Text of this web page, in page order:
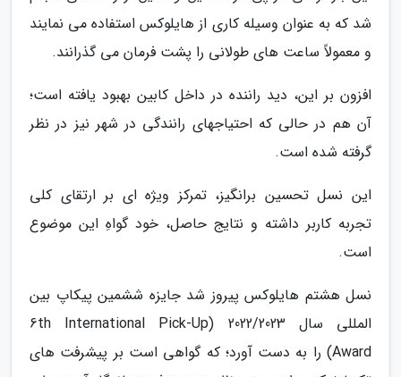
شد که به عنوان وسیله کاری از هایلوکس استفاده می نمایند
و معمولاً ساعت های طولانی را پشت فرمان می گذرانند.
افزون بر این، دید راننده در داخل کابین بهبود یافته است؛
آن هم در حالی که احتیاجهای رانندگی در شهر نیز در نظر
گرفته شده است.
این نسل تحسین برانگیز، تمرکز ویژه ای بر ارتقای کلی
تجربه کاربر داشته و نتایج حاصل، خود گواهِ این موضوع
است.
نسل هشتم هایلوکس پیروز شد جایزه ششمین پیکاپ بین
المللی سال 2022/2023 (6th International Pick-Up
Award) را به دست آورد؛ که گواهی است بر پیشرفت های